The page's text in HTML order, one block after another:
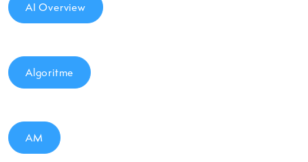
AI Overview
Algoritme
AM